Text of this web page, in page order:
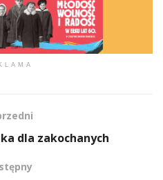
dla zakochanych